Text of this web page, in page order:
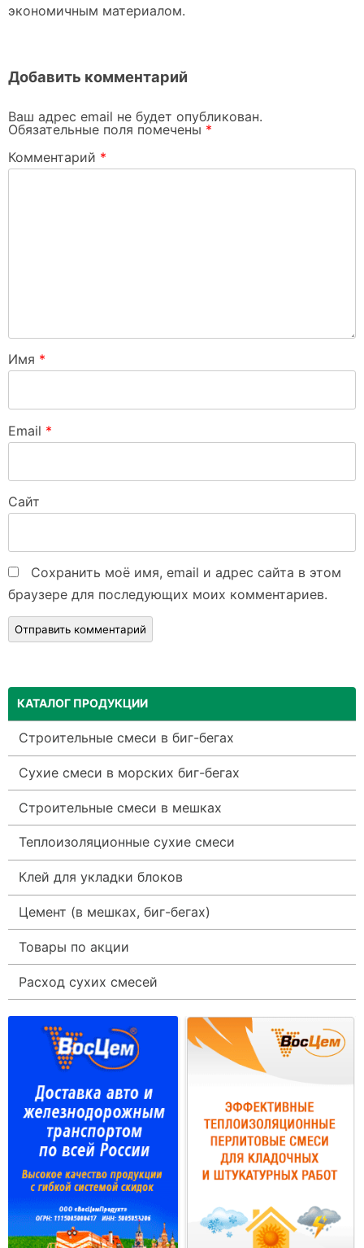
экономичным материалом.
Добавить комментарий
Ваш адрес email не будет опубликован.
Обязательные поля помечены *
Комментарий *
Имя *
Email *
Сайт
Сохранить моё имя, email и адрес сайта в этом
браузере для последующих моих комментариев.
КАТАЛОГ ПРОДУКЦИИ
Строительные смеси в биг-бегах
Сухие смеси в морских биг-бегах
Строительные смеси в мешках
Теплоизоляционные сухие смеси
Клей для укладки блоков
Цемент (в мешках, биг-бегах)
Товары по акции
Расход сухих смесей